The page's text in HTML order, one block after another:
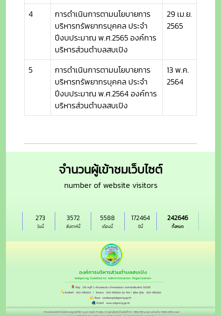
4
การดำเนินการตามนโยบายการ
บริหารทรัพยากรบุคคล ประจำ
ปีงบประมาณ พ.ศ.2565 องค์การ
บริหารส่วนตำบลสบเปิง
29 เม.ย.
2565
5
การดำเนินการตามนโยบายการ
บริหารทรัพยากรบุคคล ประจำ
ปีงบประมาณ พ.ศ.2564 องค์การ
บริหารส่วนตำบลสบเปิง
13 พ.ค.
2564
จำนวนผู้เข้าชมเว็บไซต์
number of website visitors
วันนี้
273
สัปดาห์นี้
3572
เดือนนี้
5588
ปีนี้
172464
ทั้งหมด
242646